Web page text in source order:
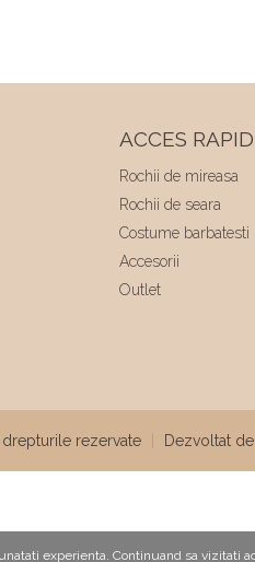
ACCES RAPID
Rochii de mireasa
Rochii de seara
Costume barbatesti
Accesorii
Outlet
drepturile rezervate Dezvoltat
experienta. Continuand sa vizitati